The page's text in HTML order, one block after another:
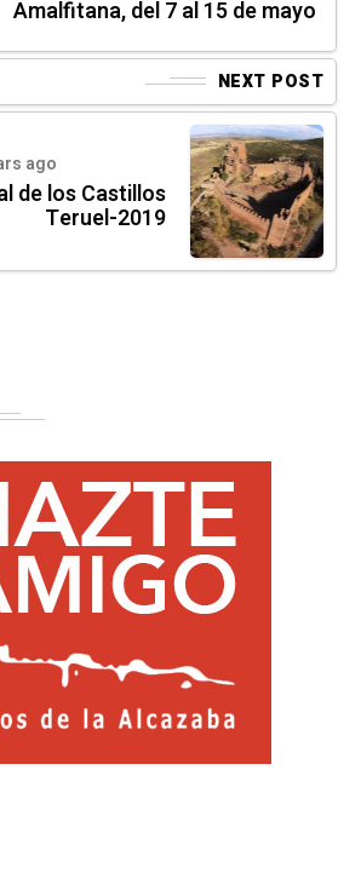
Amalfitana, del 7 al 15 de mayo
NEXT POST
ago
de los Castillos
Teruel-2019